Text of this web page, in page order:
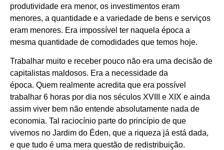
produtividade era menor, os investimentos eram
menores, a quantidade e a variedade de bens e serviços
eram menores. Era impossível ter naquela época a
mesma quantidade de comodidades que temos hoje.
Trabalhar muito e receber pouco não era uma decisão de
capitalistas maldosos. Era a necessidade da
época. Quem realmente acredita que era possível
trabalhar 6 horas por dia nos séculos XVIII e XIX e ainda
assim viver bem não entende absolutamente nada de
economia. Tal raciocínio parte do princípio de que
vivemos no Jardim do Éden, que a riqueza já está dada,
e que tudo é uma mera questão de redistribuição.